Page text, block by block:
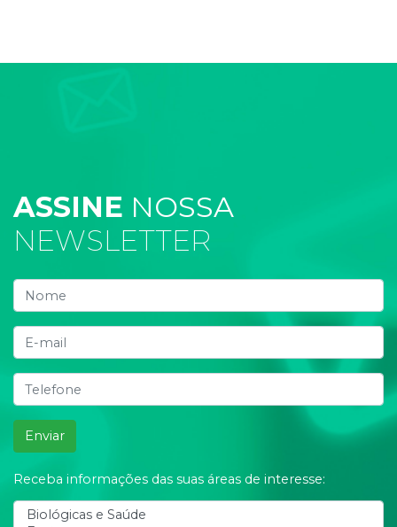
ASSINE NOSSA
NEWSLETTER
Enviar
Receba informações das suas áreas de interesse: